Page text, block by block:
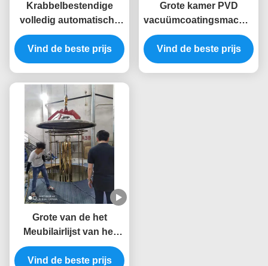
Krabbelbestendige
volledig automatische
PVD-coatingsmachine
met roestvrijstalen
kamer voor
Vind de beste prijs
Grote kamer PVD
vacuümcoatingsmachine
met volledige
automatische besturing
voor op maat gemaakte
Vind de beste prijs
Grote van de het
Meubilairlijst van het
Capaciteitsroestvrije
staal Gouden PVD de
Vind de beste prijs